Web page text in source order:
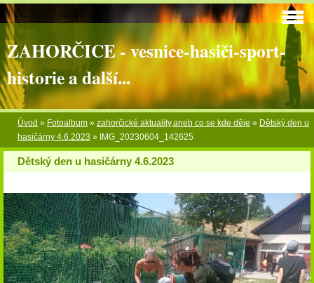
ZAHORČICE - vesnice-hasiči-sport-
historie a další...
Úvod » Fotoalbum » zahorčické aktuality,aneb co se kde děje » Dětský den u
hasičárny 4.6.2023 » IMG_20230604_142625
Dětský den u hasičárny 4.6.2023